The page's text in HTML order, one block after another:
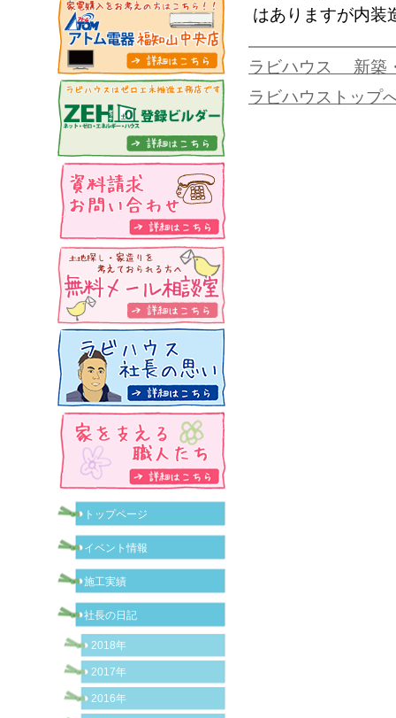
はありますが内装
ラビハウス 新築
ラビハウストップ
トップページ
イベント情報
施工実績
社長の日記
2018年
2017年
2016年